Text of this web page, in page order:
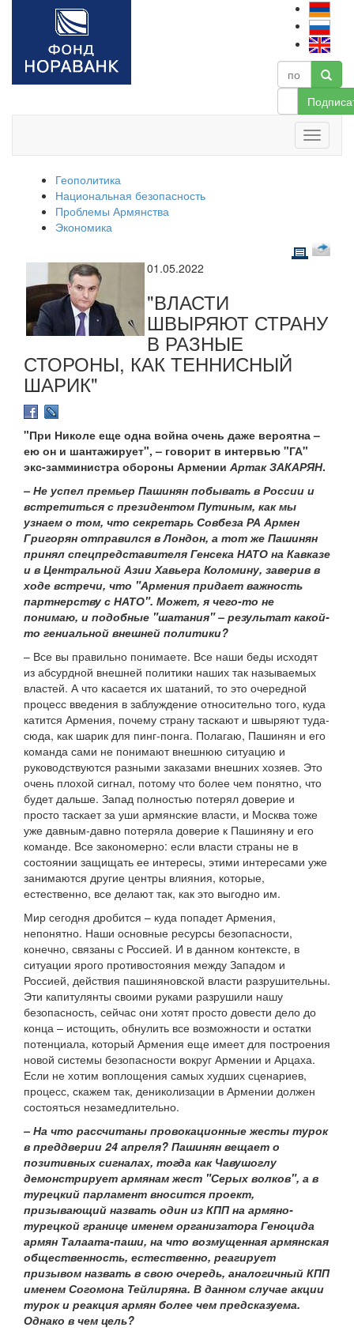
Геополитика
Национальная безопасность
Проблемы Армянства
Экономика
01.05.2022
"ВЛАСТИ
ШВЫРЯЮТ СТРАНУ
В РАЗНЫЕ
СТОРОНЫ, КАК ТЕННИСНЫЙ
ШАРИК"
"При Николе еще одна война очень даже вероятна –
ею он и шантажирует", – говорит в интервью "ГА"
экс-замминистра обороны Армении Артак ЗАКАРЯН.
– Не успел премьер Пашинян побывать в России и
встретиться с президентом Путиным, как мы
узнаем о том, что секретарь Совбеза РА Армен
Григорян отправился в Лондон, а тот же Пашинян
принял спецпредставителя Генсека НАТО на Кавказе
и в Центральной Азии Хавьера Коломину, заверив в
ходе встречи, что "Армения придает важность
партнерству с НАТО". Может, я чего-то не
понимаю, и подобные "шатания" – результат какой-
то гениальной внешней политики?
– Все вы правильно понимаете. Все наши беды исходят
из абсурдной внешней политики наших так называемых
властей. А что касается их шатаний, то это очередной
процесс введения в заблуждение относительно того, куда
катится Армения, почему страну таскают и швыряют туда-
сюда, как шарик для пинг-понга. Полагаю, Пашинян и его
команда сами не понимают внешнюю ситуацию и
руководствуются разными заказами внешних хозяев. Это
очень плохой сигнал, потому что более чем понятно, что
будет дальше. Запад полностью потерял доверие и
просто таскает за уши армянские власти, и Москва тоже
уже давным-давно потеряла доверие к Пашиняну и его
команде. Все закономерно: если власти страны не в
состоянии защищать ее интересы, этими интересами уже
занимаются другие центры влияния, которые,
естественно, все делают так, как это выгодно им.
Мир сегодня дробится – куда попадет Армения,
непонятно. Наши основные ресурсы безопасности,
конечно, связаны с Россией. И в данном контексте, в
ситуации ярого противостояния между Западом и
Россией, действия пашиняновской власти разрушительны.
Эти капитулянты своими руками разрушили нашу
безопасность, сейчас они хотят просто довести дело до
конца – истощить, обнулить все возможности и остатки
потенциала, который Армения еще имеет для построения
новой системы безопасности вокруг Армении и Арцаха.
Если не хотим воплощения самых худших сценариев,
процесс, скажем так, дениколизации в Армении должен
состояться незамедлительно.
– На что рассчитаны провокационные жесты турок
в преддверии 24 апреля? Пашинян вещает о
позитивных сигналах, тогда как Чавушоглу
демонстрирует армянам жест "Серых волков", а в
турецкий парламент вносится проект,
призывающий назвать один из КПП на армяно-
турецкой границе именем организатора Геноцида
армян Талаата-паши, на что возмущенная армянская
общественность, естественно, реагирует
призывом назвать в свою очередь, аналогичный КПП
именем Согомона Тейлиряна. В данном случае акции
турок и реакция армян более чем предсказуема.
Однако в чем цель?